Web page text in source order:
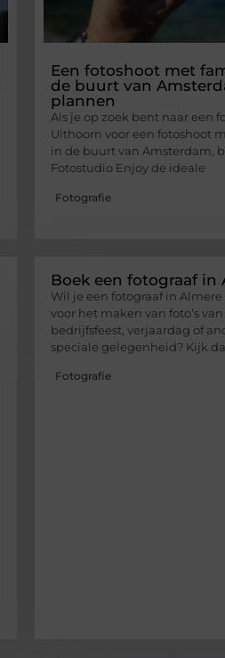
Een fotoshoot met
de buurt van
plannen
Als je op zoek bent naar een
Uithoorn voor een fotoshoot
in de buurt van Amsterdam,
Fotostudio Enjoy de ideale
Fotografie
Boek een fotograaf in
Wil je een fotograaf in
voor het maken van foto’s
bedrijfsfeest, verjaardag of
speciale gelegenheid? Kijk
Fotografie